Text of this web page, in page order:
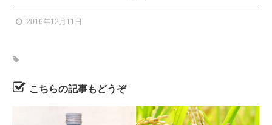
2016年12月11日
こちらの記事もどうぞ